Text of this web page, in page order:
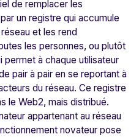
de remplacer les
un registre qui accumule
et les rend
les personnes, ou plutôt
permet à chaque utilisateur
pair à pair en se reportant à
du réseau. Ce registre
le Web2, mais distribué.
appartenant au réseau
novateur pose